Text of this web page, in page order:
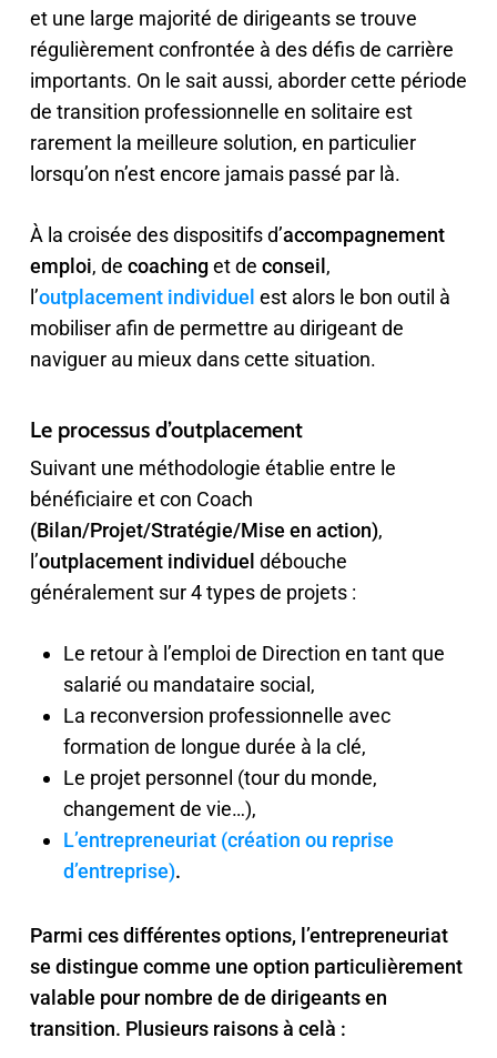
et une large majorité de dirigeants se trouve
régulièrement confrontée à des défis de carrière
importants. On le sait aussi, aborder cette période
de transition professionnelle en solitaire est
rarement la meilleure solution, en particulier
lorsqu’on n’est encore jamais passé par là.
À la croisée des dispositifs d’accompagnement
emploi, de coachinget de conseil ,
l’outplacement individuel est alors le bon outil à
mobiliser afin de permettre au dirigeant de
naviguer au mieux dans cette situation.
Le processus d’outplacement
Suivant une méthodologie établie entre le
bénéficiaire et con Coach
(Bilan/Projet/Stratégie/Mise en action),
l’outplacement individuel débouche
généralement sur 4 types de projets :
Le retour à l’emploi de Direction en tant que
salarié ou mandataire social,
La reconversion professionnelle avec
formation de longue durée à la clé,
Le projet personnel (tour du monde,
changement de vie…),
L’entrepreneuriat (création ou reprise
d’entreprise).
Parmi ces différentes options, l’entrepreneuriat
se distingue comme une option particulièrement
valable pour nombre de de dirigeants en
transition. Plusieurs raisons à celà :